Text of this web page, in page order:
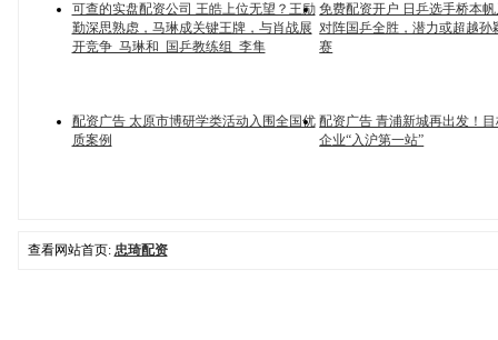
可查的实盘配资公司 王皓上位无望？王励
勤深思熟虑，马琳成关键王牌，与肖战展
开竞争_马琳和_国乒教练组_李隼
免费配资开户 日乒选手桥本
对阵国乒全胜，潜力或超越孙
赛
配资广告 太原市博研学类活动入围全国优
质案例
配资广告 青浦新城再出发！
企业“入沪第一站”
查看网站首页: 忠琦配资